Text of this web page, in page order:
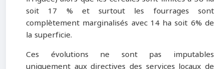
soit 17 % et surtout les fourrages sont
complètement marginalisés avec 14 ha soit 6% de
la superficie.
Ces évolutions ne sont pas imputables